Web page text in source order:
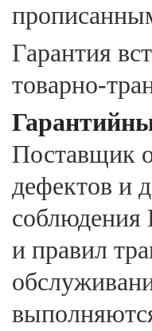
Гарантия
товарно-
Поставщик
дефектов и
соблюдения
и правил